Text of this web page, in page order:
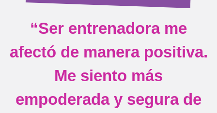
“Ser entrenadora me
afectó de manera positiva.
Me siento más
empoderada y segura de